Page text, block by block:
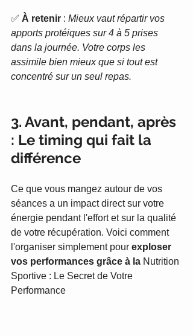
✅ À retenir : Mieux vaut répartir vos
apports protéiques sur 4 à 5 prises
dans la journée. Votre corps les
assimile bien mieux que si tout est
concentré sur un seul repas.
3. Avant, pendant, après
: Le timing qui fait la
différence
Ce que vous mangez autour de vos
séances a un impact direct sur votre
énergie pendant l'effort et sur la qualité
de votre récupération. Voici comment
l'organiser simplement pour exploser
vos performances grâce à la Nutrition
Sportive : Le Secret de Votre
Performance